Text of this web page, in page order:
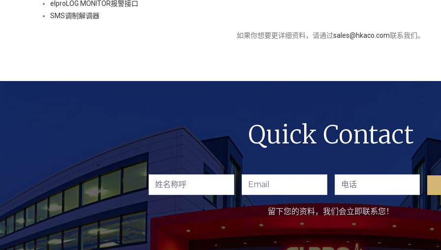
elproLOG MONITOR报警接口
SMS调制解调器
如果你想要更详细资料，请通过sales@hkaco.com联系我们。
Quick Contact
留下您的资料，我们会立即联系您！